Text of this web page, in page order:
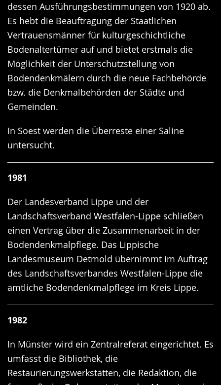
dessen Ausführungsbestimmungen von 1920 ab.
Es hebt die Beauftragung der Staatlichen
Vertrauensmänner für kulturgeschichtliche
Bodenaltertümer auf und bietet erstmals die
Möglichkeit der Unterschutzstellung von
Bodendenkmälern durch die neue Fachbehörde
bzw. die Denkmalbehörden der Städte und
Gemeinden.
In Soest werden die Überreste einer Saline
untersucht.
1981
Der Landesverband Lippe und der
Landschaftsverband Westfalen-Lippe schließen
einen Vertrag über die Zusammenarbeit in der
Bodendenkmalpflege. Das Lippische
Landesmuseum Detmold übernimmt im Auftrag
des Landschaftsverbandes Westfalen-Lippe die
amtliche Bodendenkmalpflege im Kreis Lippe.
1982
In Münster wird ein Zentralreferat eingerichtet. Es
umfasst die Bibliothek, die
Restaurierungswerkstätten, die Redaktion, die